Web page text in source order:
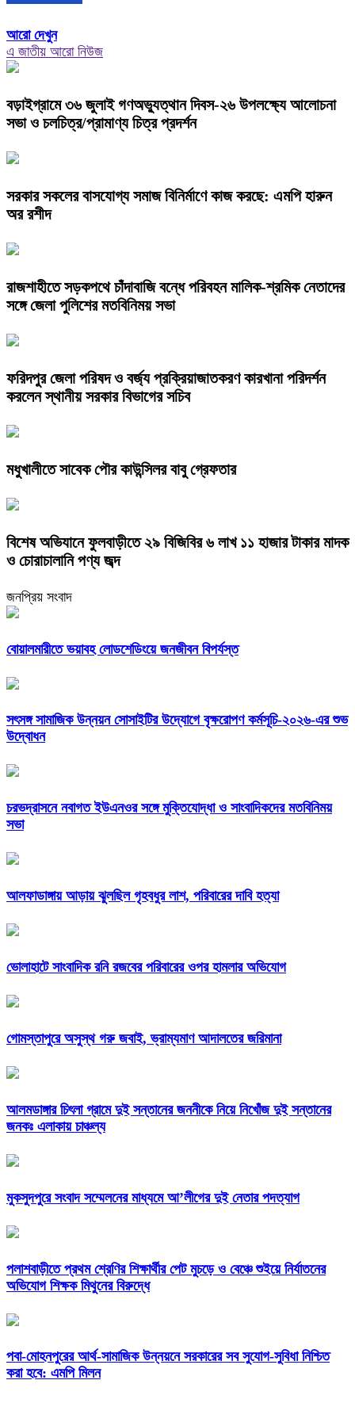
আরো দেখুন
এ জাতীয় আরো নিউজ
বড়াইগ্রামে ৩৬ জুলাই গণঅভ্যুত্থান দিবস-২৬ উপলক্ষ্যে আলোচনা
সভা ও চলচিত্র/প্রামাণ্য চিত্র প্রদর্শন
সরকার সকলের বাসযোগ্য সমাজ বিনির্মাণে কাজ করছে: এমপি হারুন
অর রশীদ
রাজশাহীতে সড়কপথে চাঁদাবাজি বন্ধে পরিবহন মালিক-শ্রমিক নেতাদের
সঙ্গে জেলা পুলিশের মতবিনিময় সভা
ফরিদপুর জেলা পরিষদ ও বর্জ্য প্রক্রিয়াজাতকরণ কারখানা পরিদর্শন
করলেন স্থানীয় সরকার বিভাগের সচিব
মধুখালীতে সাবেক পৌর কাউন্সিলর বাবু গ্রেফতার
বিশেষ অভিযানে ফুলবাড়ীতে ২৯ বিজিবির ৬ লাখ ১১ হাজার টাকার মাদক
ও চোরাচালানি পণ্য জব্দ
জনপ্রিয় সংবাদ
বোয়ালমারীতে ভয়াবহ লোডশেডিংয়ে জনজীবন বিপর্যস্ত
সৎসঙ্গ সামাজিক উন্নয়ন সোসাইটির উদ্যোগে বৃক্ষরোপণ কর্মসূচি-২০২৬-এর শুভ
উদ্বোধন
চরভদ্রাসনে নবাগত ইউএনওর সঙ্গে মুক্তিযোদ্ধা ও সাংবাদিকদের মতবিনিময়
সভা
আলফাডাঙ্গায় আড়ায় ঝুলছিল গৃহবধুর লাশ, পরিবারের দাবি হত্যা
ভোলাহাটে সাংবাদিক রনি রজবের পরিবারের ওপর হামলার অভিযোগ
গোমস্তাপুরে অসুস্থ গরু জবাই, ভ্রাম্যমাণ আদালতের জরিমানা
আলমডাঙ্গার চিৎলা গ্রামে দুই সন্তানের জননীকে নিয়ে নিখোঁজ দুই সন্তানের
জনকঃ এলাকায় চাঞ্চল্য
মুকসুদপুরে সংবাদ সম্মেলনের মাধ্যমে আ’লীগের দুই নেতার পদত্যাগ
পলাশবাড়ীতে প্রথম শ্রেণির শিক্ষার্থীর পেট মুচড়ে ও বেঞ্চে শুইয়ে নির্যাতনের
অভিযোগ শিক্ষক মিথুনের বিরুদ্ধে
পবা-মোহনপুরের আর্থ-সামাজিক উন্নয়নে সরকারের সব সুযোগ-সুবিধা নিশ্চিত
করা হবে: এমপি মিলন